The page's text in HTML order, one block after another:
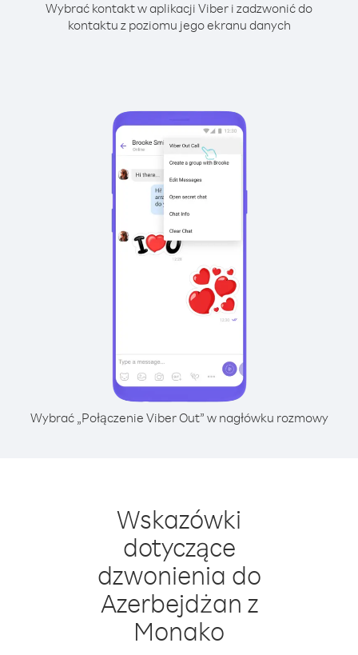
Wybrać kontakt w aplikacji Viber i zadzwonić do
kontaktu z poziomu jego ekranu danych
Wybrać „Połączenie Viber Out” w nagłówku rozmowy
Wskazówki
dotyczące
dzwonienia do
Azerbejdżan z
Monako